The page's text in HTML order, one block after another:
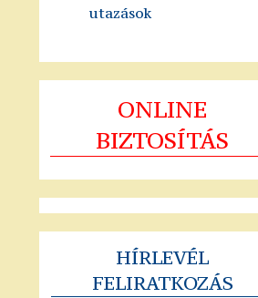
utazások
ONLINE
BIZTOSÍTÁS
HÍRLEVÉL
FELIRATKOZÁS